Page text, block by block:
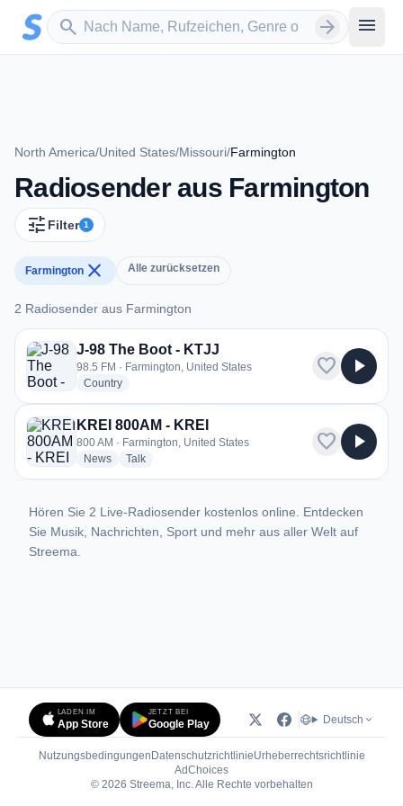
Zum Hauptinhalt springen
search
Sender suchen arrow_forward menu
North America/United States/Missouri/Farmington
Radiosender aus Farmington
tune Filter 1
Farmington close Alle zurücksetzen
2 Radiosender aus Farmington
2 Radiosender aus Farmington
J-98 The Boot - KTJJ
98.5 FM · Farmington, United States
Countryradio stations
favorite play_arrow
KREI 800AM - KREI
800 AM · Farmington, United States
Newsradio stations
Talkradio stations
favorite play_arrow
Hören Sie 2 Live-Radiosender kostenlos online. Entdecken
Sie Musik, Nachrichten, Sport und mehr aus aller Welt auf
Streema.
LADEN IM
App Store
JETZT BEI
Google Play Deutsch
Nutzungsbedingungen DatenschutzrichtlinieUrheberrechtsrichtlinie
AdChoices(öffnet in neuem Tab)
© 2026 Streema, Inc. Alle Rechte vorbehalten